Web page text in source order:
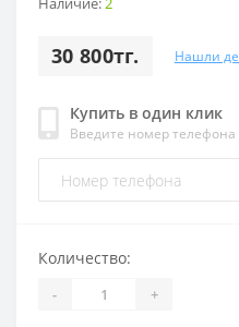
30 800тг. Нашли
Купить в один клик
Введите номер
Количество:
- +